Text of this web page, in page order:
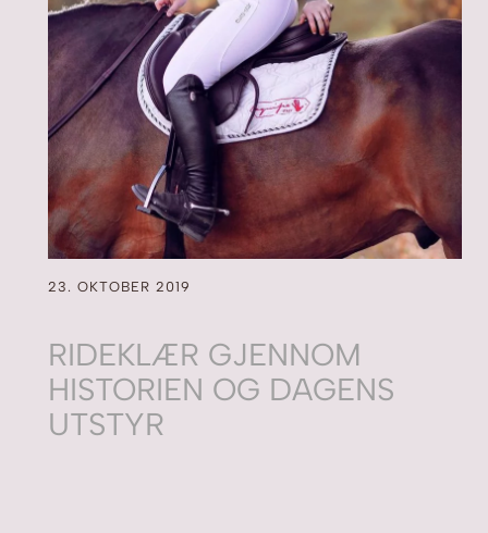
23. OKTOBER 2019
RIDEKLÆR GJENNOM
HISTORIEN OG DAGENS
UTSTYR